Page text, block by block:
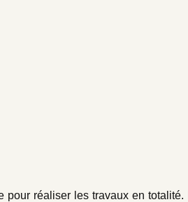
réaliser les travaux en totalité. Il